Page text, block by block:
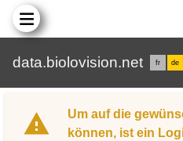
data.biolovision.net fr de
Um auf die
können, ist ein